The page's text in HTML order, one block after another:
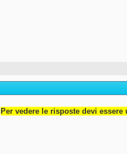
Per vedere le risposte devi